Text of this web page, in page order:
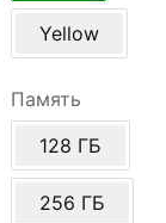
Yellow
Память
128 ГБ
256 ГБ